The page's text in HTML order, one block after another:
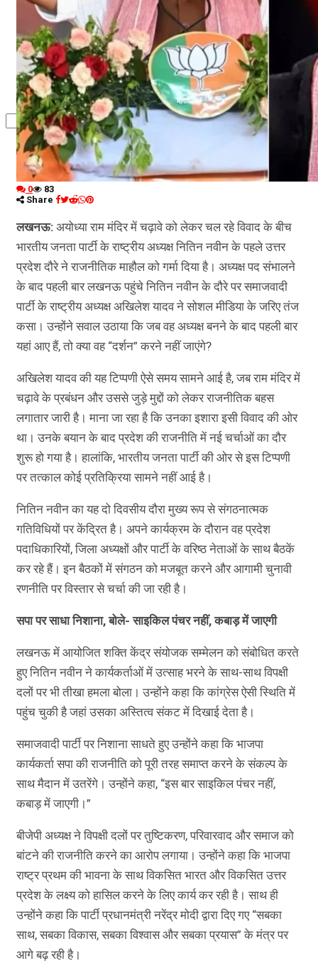
कृषि
धर्म
विज्ञान तकनीकी
0
83
Share
लखनऊ: अयोध्या राम मंदिर में चढ़ावे को लेकर चल रहे विवाद के बीच
भारतीय जनता पार्टी के राष्ट्रीय अध्यक्ष नितिन नवीन के पहले उत्तर
प्रदेश दौरे ने राजनीतिक माहौल को गर्मा दिया है। अध्यक्ष पद संभालने
के बाद पहली बार लखनऊ पहुंचे नितिन नवीन के दौरे पर समाजवादी
पार्टी के राष्ट्रीय अध्यक्ष अखिलेश यादव ने सोशल मीडिया के जरिए तंज
कसा। उन्होंने सवाल उठाया कि जब वह अध्यक्ष बनने के बाद पहली बार
यहां आए हैं, तो क्या वह “दर्शन” करने नहीं जाएंगे?
अखिलेश यादव की यह टिप्पणी ऐसे समय सामने आई है, जब राम मंदिर में
चढ़ावे के प्रबंधन और उससे जुड़े मुद्दों को लेकर राजनीतिक बहस
लगातार जारी है। माना जा रहा है कि उनका इशारा इसी विवाद की ओर
था। उनके बयान के बाद प्रदेश की राजनीति में नई चर्चाओं का दौर
शुरू हो गया है। हालांकि, भारतीय जनता पार्टी की ओर से इस टिप्पणी
पर तत्काल कोई प्रतिक्रिया सामने नहीं आई है।
नितिन नवीन का यह दो दिवसीय दौरा मुख्य रूप से संगठनात्मक
गतिविधियों पर केंद्रित है। अपने कार्यक्रम के दौरान वह प्रदेश
पदाधिकारियों, जिला अध्यक्षों और पार्टी के वरिष्ठ नेताओं के साथ बैठकें
कर रहे हैं। इन बैठकों में संगठन को मजबूत करने और आगामी चुनावी
रणनीति पर विस्तार से चर्चा की जा रही है।
सपा पर साधा निशाना, बोले- साइकिल पंचर नहीं, कबाड़ में जाएगी
लखनऊ में आयोजित शक्ति केंद्र संयोजक सम्मेलन को संबोधित करते
हुए नितिन नवीन ने कार्यकर्ताओं में उत्साह भरने के साथ-साथ विपक्षी
दलों पर भी तीखा हमला बोला। उन्होंने कहा कि कांग्रेस ऐसी स्थिति में
पहुंच चुकी है जहां उसका अस्तित्व संकट में दिखाई देता है।
समाजवादी पार्टी पर निशाना साधते हुए उन्होंने कहा कि भाजपा
कार्यकर्ता सपा की राजनीति को पूरी तरह समाप्त करने के संकल्प के
साथ मैदान में उतरेंगे। उन्होंने कहा, “इस बार साइकिल पंचर नहीं,
कबाड़ में जाएगी।”
बीजेपी अध्यक्ष ने विपक्षी दलों पर तुष्टिकरण, परिवारवाद और समाज को
बांटने की राजनीति करने का आरोप लगाया। उन्होंने कहा कि भाजपा
राष्ट्र प्रथम की भावना के साथ विकसित भारत और विकसित उत्तर
प्रदेश के लक्ष्य को हासिल करने के लिए कार्य कर रही है। साथ ही
उन्होंने कहा कि पार्टी प्रधानमंत्री नरेंद्र मोदी द्वारा दिए गए “सबका
साथ, सबका विकास, सबका विश्वास और सबका प्रयास” के मंत्र पर
आगे बढ़ रही है।